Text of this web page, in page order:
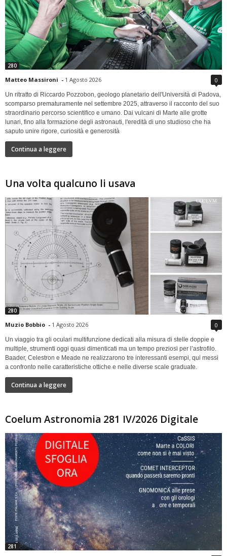
280
Matteo Massironi - 1 Agosto 2026 0
Un ritratto di Riccardo Pozzobon, geologo planetario dell'Università di Padova,
scomparso prematuramente nel settembre 2025, attraverso il racconto del suo
straordinario percorso scientifico e umano. Dai vulcani di Marte alle grotte
lunari, fino alla formazione degli astronauti, l'eredità di uno studioso che ha
saputo unire rigore, curiosità e generosità
Continua a leggere
Una volta qualcuno li usava
280
Muzio Bobbio - 1 Agosto 2026 0
Un viaggio tra gli oculari multifunzione dedicati alla misura di stelle doppie e
multiple, strumenti oggi quasi dimenticati ma un tempo preziosi per l’astrofilo.
Baader, Celestron e Meade ne realizzarono tre interessanti esempi, qui messi
a confronto nelle caratteristiche ottiche e nelle diverse scale graduate.
Continua a leggere
Coelum Astronomia 281 IV/2026 Digitale
281